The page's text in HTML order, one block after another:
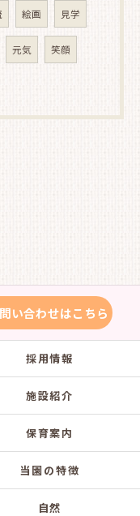
絵画 見学
元気 笑顔
い合わせはこちら
採用情報
施設紹介
保育案内
当園の特徴
自然